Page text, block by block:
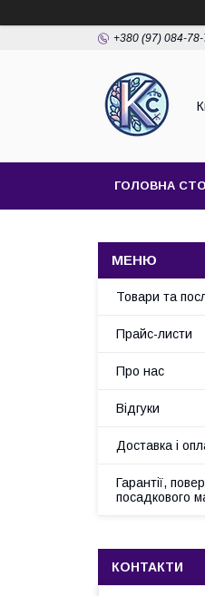
+380 (97) 084-
ГОЛОВНА
Товари та
Прайс-листи
Про нас
Відгуки
Доставка і
Гарантії,
посадкового
КОНТАКТИ